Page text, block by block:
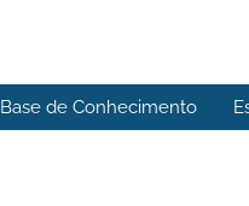
Base de Conhecimento